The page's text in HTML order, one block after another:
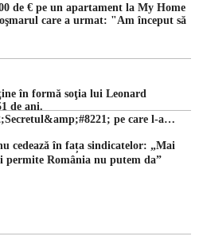
de € pe un apartament la My Home
care a urmat: "Am început să
în formă soţia lui Leonard
de ani.
pe care l-a
cedează în fața sindicatelor: „Mai
permite România nu putem da”